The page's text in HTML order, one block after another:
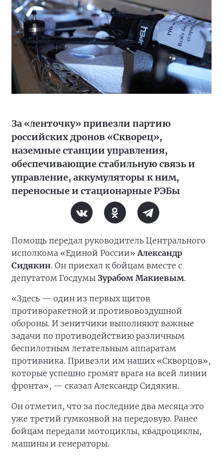
За «ленточку» привезли партию
российских дронов «Скворец»,
наземные станции управления,
обеспечивающие стабильную связь и
управление, аккумуляторы к ним,
переносные и стационарные РЭБы
Помощь передал руководитель Центрального
исполкома «Единой России»Александр
Сидякин. Он приехал к бойцам вместе с
депутатом Госдумы Зурабом Макиевым.
«Здесь — один из первых щитов
противоракетной и противовоздушной
обороны. И зенитчики выполняют важные
задачи по противодействию различным
беспилотным летательным аппаратам
противника. Привезли им наших «Скворцов»,
которые успешно громят врага на всей линии
фронта», — сказал Александр Сидякин.
Он отметил, что за последние два месяца это
уже третий гумконвой на передовую. Ранее
бойцам передали мотоциклы, квадроциклы,
машины и генераторы.